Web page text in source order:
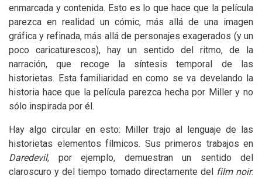
enmarcada y contenida. Esto es lo que hace que la película
parezca en realidad un cómic, más allá de una imagen
gráfica y refinada, más allá de personajes exagerados (y un
poco caricaturescos), hay un sentido del ritmo, de la
narración, que recoge la síntesis temporal de las
historietas. Esta familiaridad en como se va develando la
historia hace que la película parezca hecha por Miller y no
sólo inspirada por él.
Hay algo circular en esto: Miller trajo al lenguaje de las
historietas elementos fílmicos. Sus primeros trabajos en
Daredevil, por ejemplo, demuestran un sentido del
claroscuro y del tiempo tomado directamente del film noir.